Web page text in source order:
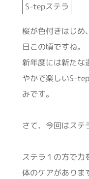
S-tepステラ
桜が色付きはじめ
日この頃ですね。
新年度には新たな
やかで楽しいS-
みです。
さて、今回はステ
ステラ１の方で力
体のケアがありま